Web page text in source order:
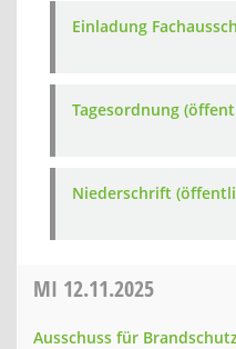
Einladung
Tagesordnung
Niederschrift
MI 12.11.2025
Ausschuss für